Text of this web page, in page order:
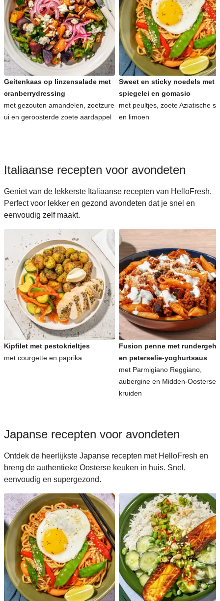
Geitenkaas op linzensalade met
cranberrydressing
met gezouten amandelen, zoetzure
ui en geroosterde zoete aardappel
Sweet en sticky noedels met
spiegelei en gomasio
met peultjes, zoete Aziatische
en limoen
Italiaanse recepten voor avondeten
Geniet van de lekkerste Italiaanse recepten van HelloFresh.
Perfect voor lekker en gezond avondeten dat je snel en
eenvoudig zelf maakt.
Kipfilet met pestokrieltjes
met courgette en paprika
Fusion penne met
en peterselie-yoghurtsaus
met Parmigiano Reggiano,
aubergine en Midden-Oosterse
kruiden
Japanse recepten voor avondeten
Ontdek de heerlijkste Japanse recepten met HelloFresh en
breng de authentieke Oosterse keuken in huis. Snel,
eenvoudig en supergezond.